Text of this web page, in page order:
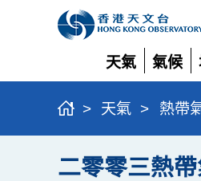
天氣
展
開
氣候
展
開
> 天氣 > 熱帶
二零零三熱